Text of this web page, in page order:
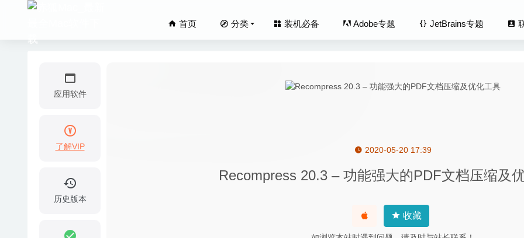
首页 分类 装机必备 Adobe专题 JetBrains专题
应用软件
了解VIP
历史版本
2020-05-20 17:39
Recompress 20.3 – 功能强大的PDF文档压缩及
收藏
Permute 3.4.9 中文版-音视频格式转换工具 2020-05-19
Apifox 1.0.1 – 比 Postman 更好用的接口管理平台
JixiPix Kyoobik Photo for Mac 1.34 for Mac- 轻松将图片变成几何格栅效